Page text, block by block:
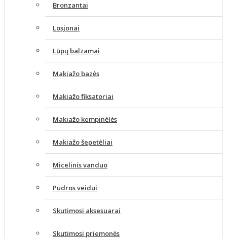
Bronzantai
Losjonai
Lūpų balzamai
Makiažo bazės
Makiažo fiksatoriai
Makiažo kempinėlės
Makiažo šepetėliai
Micelinis vanduo
Pudros veidui
Skutimosi aksesuarai
Skutimosi priemonės